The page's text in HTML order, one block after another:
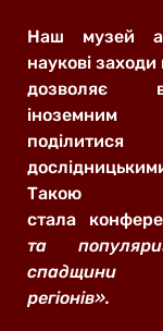
Наш музей
наукові
дозволяє
Такою
стала
та
спадщини
регіонів».